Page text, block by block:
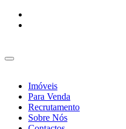
Imóveis
Para Venda
Recrutamento
Sobre Nós